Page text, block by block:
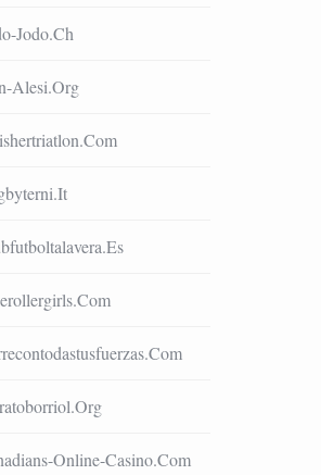
Jodo.ch
Alesi.org
Online-Casino.com